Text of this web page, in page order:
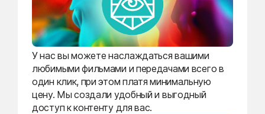
У нас вы можете наслаждаться вашими
любимыми фильмами и передачами всего в
один клик, при этом платя минимальную
цену. Мы создали удобный и выгодный
доступ к контенту для вас.